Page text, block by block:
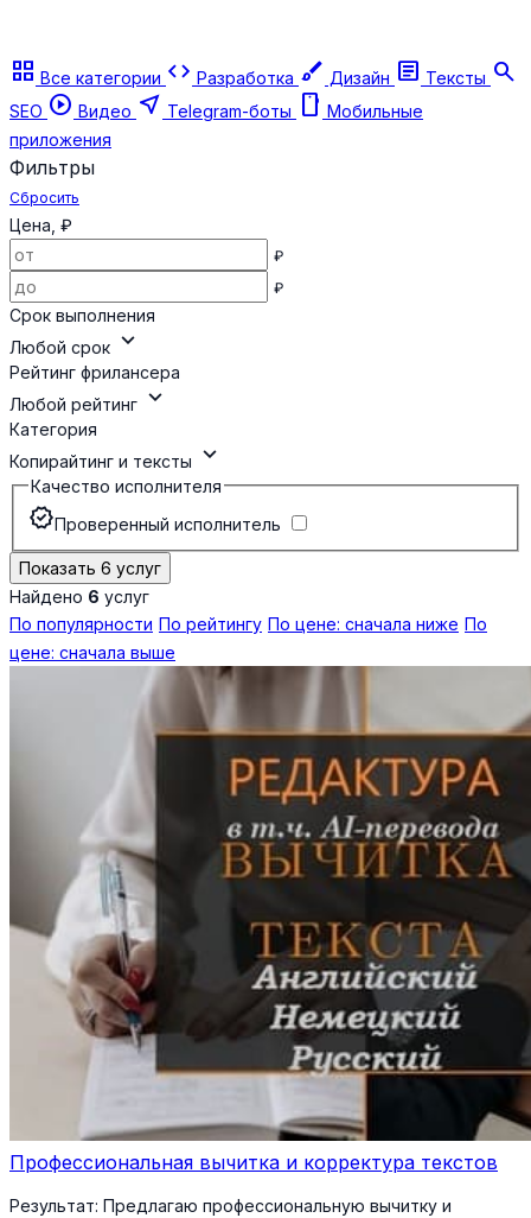
grid_view Все категории code Разработка brush Дизайн article Тексты search
SEO play_circle Видео near_me Telegram-боты smartphone Мобильные
приложения
Фильтры
Сбросить
Цена, ₽
₽
₽
Срок выполнения
Любой срок expand_more
Рейтинг фрилансера
Любой рейтинг expand_more
Категория
Копирайтинг и тексты expand_more
Качество исполнителя
verifiedПроверенный исполнитель
Показать 6 услуг
Найдено 6 услуг
По популярности По рейтингу По цене: сначала ниже По
цене: сначала выше
Профессиональная вычитка и корректура текстов
Результат: Предлагаю профессиональную вычитку и